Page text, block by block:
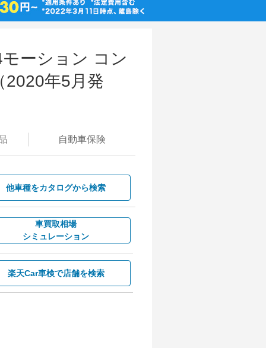
ーション コン
2020年5月発
自動車保険
他車種をカタログから検索
車買取相場
シミュレーション
楽天Car車検で店舗を検索